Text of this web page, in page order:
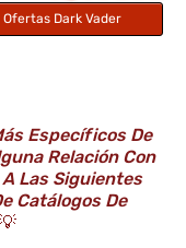
Ofertas Dark Vader
Específicos De
Relación Con
Las Siguientes
Catálogos De
💡